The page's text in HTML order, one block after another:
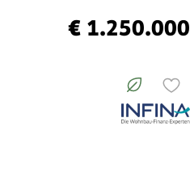
€ 1.250.000